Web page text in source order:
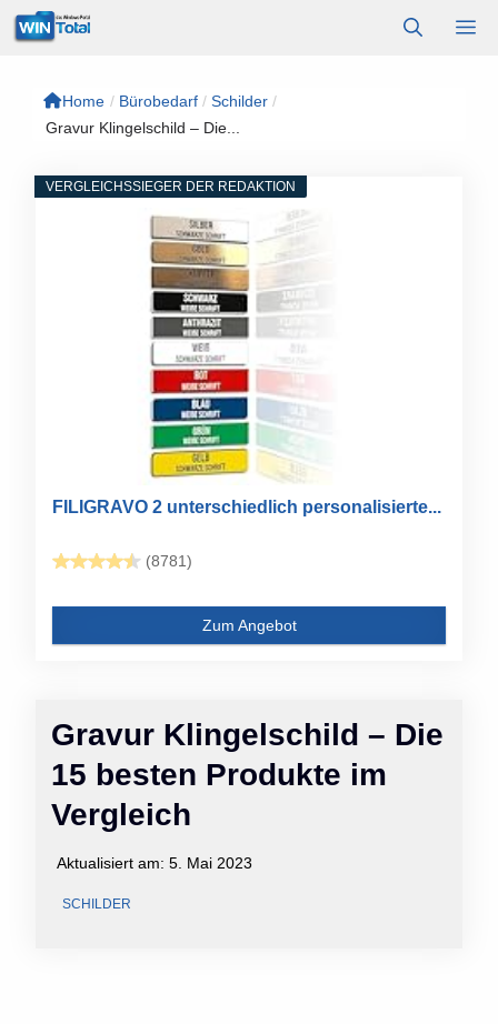
Zum
Inhalt
Home / Bürobedarf / Schilder /
Gravur Klingelschild – Die...
Gravur Klingelschild – Die
15 besten Produkte im
Vergleich
Aktualisiert am: 5. Mai 2023
SCHILDER
VERGLEICHSSIEGER DER REDAKTION
FILIGRAVO 2 unterschiedlich personalisierte...
(8781)
Zum Angebot